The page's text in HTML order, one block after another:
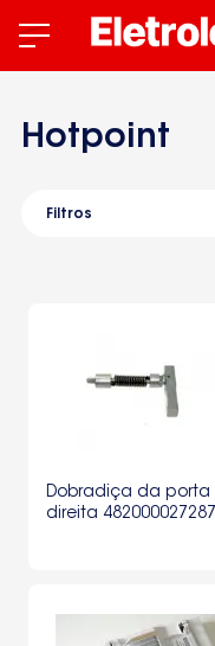
Hotpoint
Filtros
Dobradiça da porta
direita 482000027287